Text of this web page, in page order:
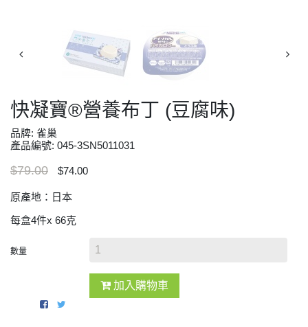
快凝寶®營養布丁 (豆腐味)
品牌: 雀巢
產品編號: 045-3SN5011031
$79.00 $74.00
原產地：日本
每盒4件x 66克
數量
加入購物車